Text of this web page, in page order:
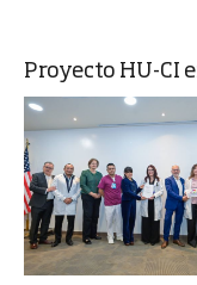
Proyecto HU-CI